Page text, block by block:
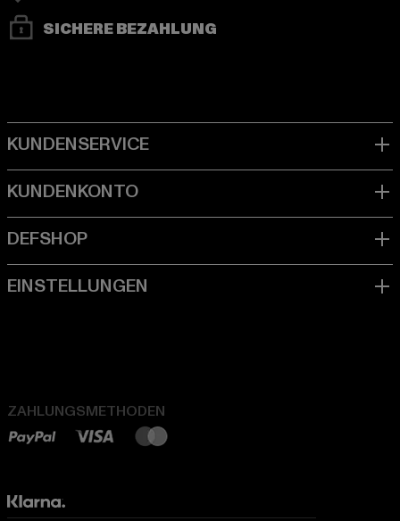
SICHERE BEZAHLUNG
ZAHLUNGSMETHODEN